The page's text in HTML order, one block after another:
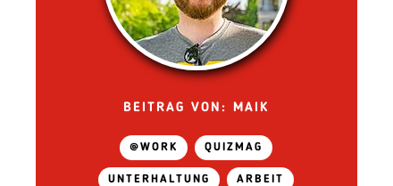
BEITRAG VON: MAIK
@WORK QUIZMAG
UNTERHALTUNG ARBEIT